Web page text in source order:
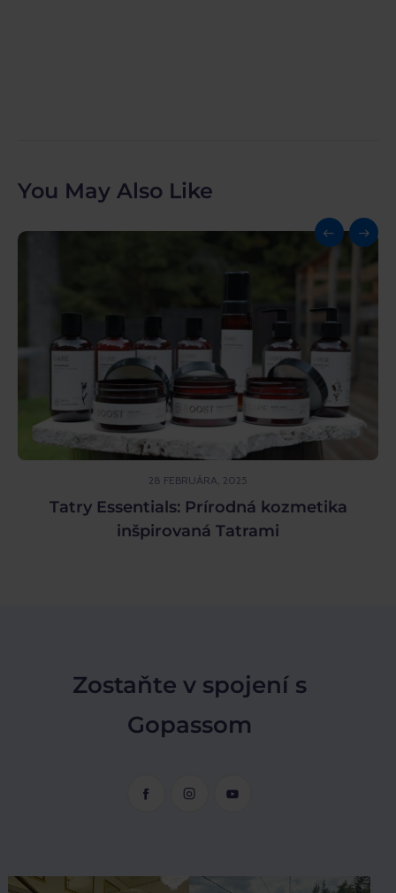
You May Also Like
28 FEBRUÁRA, 2025
Tatry Essentials: Prírodná kozmetika
inšpirovaná Tatrami
Zostaňte v spojení s
Gopassom